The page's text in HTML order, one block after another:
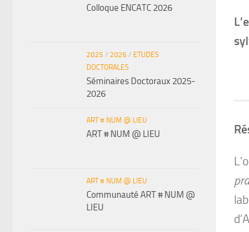
Colloque ENCATC 2026
2025 / 2026 / ETUDES
DOCTORALES
Séminaires Doctoraux 2025-
2026
ART # NUM @ LIEU
ART # NUM @ LIEU
ART # NUM @ LIEU
Communauté ART # NUM @
LIEU